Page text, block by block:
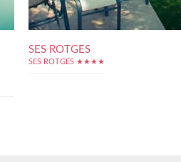
SES ROTGES
SES ROTGES ★★★★